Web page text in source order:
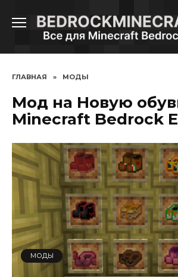
содержанию
ГЛАВНАЯ » МОДЫ
Мод на Новую
Minecraft Bedrock
МОДЫ